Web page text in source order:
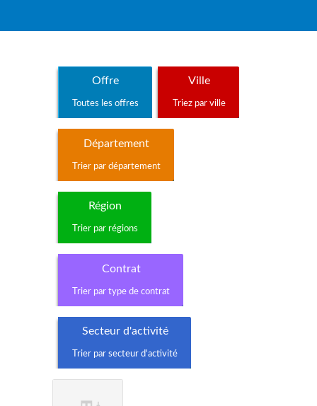
Offre
Toutes les offres
Ville
Triez par ville
Département
Trier par département
Région
Trier par régions
Contrat
Trier par type de contrat
Secteur d'activité
Trier par secteur d'activité